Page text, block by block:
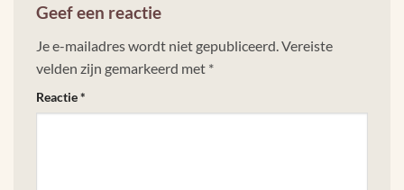
Geef een reactie
Je e-mailadres wordt niet gepubliceerd.Vereiste
velden zijn gemarkeerd met *
Reactie*